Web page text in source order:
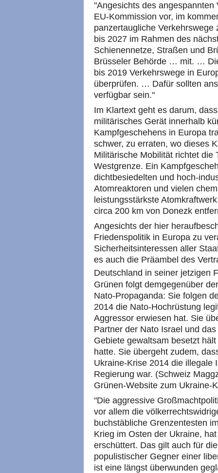
"Angesichts des
EU-Kommission vor, im
panzertaugliche
bis 2027 im Rahmen des
Schienennetze, Straßen und
Brüsseler Behörde … mit. …
bis 2019 Verkehrswege in
überprüfen. … Dafür sollten
verfügbar sein."
Im Klartext geht es darum,
militärisches Gerät innerhalb
Kampfgeschehens in Europa
schwer, zu erraten, wo dieses
Militärische Mobilität richtet die
Westgrenze. Ein
dichtbesiedelten und hoch-
Atomreaktoren und vielen
leistungsstärkste
circa 200 km von Donezk
Angesichts der hier
Friedenspolitik in Europa zu
Sicherheitsinteressen aller
es auch die Präambel des
Deutschland in seiner jetzigen
Grünen folgt demgegenüber
Nato-Propaganda: Sie folgen
2014 die Nato-Hochrüstung
Aggressor erwiesen hat. Sie
Partner der Nato Israel und
Gebiete gewaltsam besetzt
hatte. Sie übergeht zudem,
Ukraine-Krise 2014 die illegale
Regierung war. (Schweiz
Grünen-Website zum Ukraine-
"Die aggressive
vor allem die
buchstäbliche Grenzentesten
Krieg im Osten der Ukraine,
erschüttert. Das gilt auch für
populistischer Gegner einer
ist eine längst überwunden